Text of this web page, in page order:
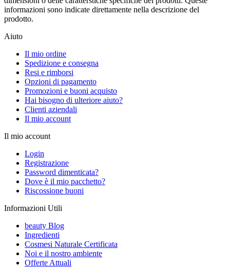
informazioni sono indicate direttamente nella descrizione del
prodotto.
Aiuto
Il mio ordine
Spedizione e consegna
Resi e rimborsi
Opzioni di pagamento
Promozioni e buoni acquisto
Hai bisogno di ulteriore aiuto?
Clienti aziendali
Il mio account
Il mio account
Login
Registrazione
Password dimenticata?
Dove è il mio pacchetto?
Riscossione buoni
Informazioni Utili
beauty Blog
Ingredienti
Cosmesi Naturale Certificata
Noi e il nostro ambiente
Offerte Attuali